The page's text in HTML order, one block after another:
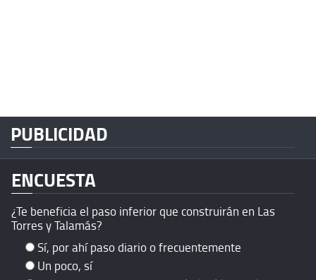
PUBLICIDAD
ENCUESTA
¿Te beneficia el paso inferior que construirán en Las
Torres y Talamás?
Sí, por ahí paso diario o frecuentemente
Un poco, sí